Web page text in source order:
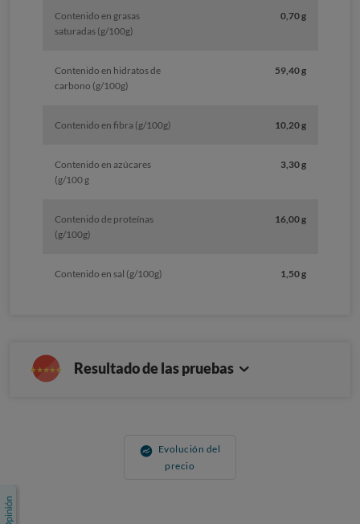
Contenido en grasas
saturadas (g/100g)
0,70 g
Contenido en hidratos de
carbono (g/100g)
59,40 g
Contenido en fibra (g/100g) 10,20 g
Contenido en azúcares
(g/100 g
3,30 g
Contenido de proteínas
(g/100g)
16,00 g
Contenido en sal (g/100g) 1,50 g
Resultado de las pruebas
Evolución del
precio